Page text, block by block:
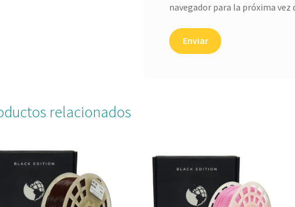
navegador para la próxima vez
relacionados